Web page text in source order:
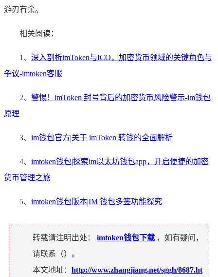
游刃有余。
相关阅读：
1、 深入剖析imToken与ICO，加密货币领域的关键角色与
争议-imtoken客服
2、 警惕！imToken 封号背后的加密货币风险警示-im钱包
原理
3、 im钱包官方|关于 imToken 转钱的全面解析
4、 imtoken钱包|探索im以太坊钱包app，开启便捷的加密
货币管理之旅
5、 imtoken钱包版本|IM 钱包多签功能探究
转载请注明出处： imtoken钱包下载 ，如有疑问，
请联系（）。
本文地址： http://www.zhangjiang.net/sggh/8687.ht